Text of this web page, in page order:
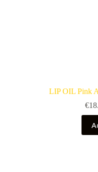
LIP OIL Pink
€